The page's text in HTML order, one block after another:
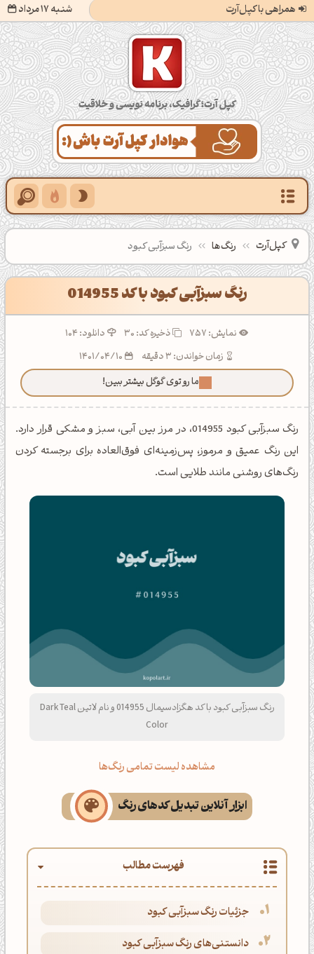
همراهی با کپل‌آرت شنبه 17 مرداد کپل‌آرت؛ گرافیک، برنامه‌نویسی و خلاقیت
کپل‌آرت رنگ‌ها رنگ سبزآبی کبود
رنگ سبزآبی کبود با کد 014955
نمایش: 757 ذخیره کد:30
دانلود: 104
زمان خواندن: 3 دقیقه
ما رو توی گوگل بیشتر ببین!
رنگ سبزآبی کبود 014955، در مرز بین آبی، سبز و مشکی قرار دارد.
این رنگ عمیق و مرموز، پس‌زمینه‌ای فوق‌العاده برای برجسته کردن
رنگ‌های روشنی مانند طلایی است.
رنگ سبزآبی کبود با کد هگزادسیمال 014955 و نام لاتین Dark Teal
Color
مشاهده لیست تمامی رنگ‌ها
ابزار آنلاین تبدیل کدهای رنگ
فهرست مطالب
جزئیات رنگ سبزآبی کبود
دانستنی‌های رنگ سبزآبی کبود